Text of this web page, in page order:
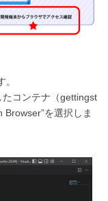
たコンテナ（gettingst
を選択しま